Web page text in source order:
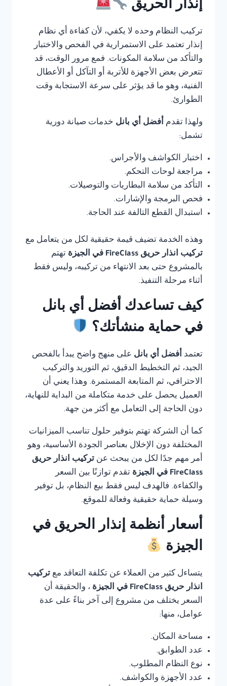
إنذار الحريق
تركيب النظام وحده لا يكفي، لأن كفاءة أي نظام
إنذار تعتمد على الاستمرارية في الفحص والاختبار
والتأكد من سلامة المكونات. فمع مرور الوقت، قد
تتعرض بعض الأجهزة للأتربة أو التآكل أو الأعطال
الفنية، وهو ما قد يؤثر على سرعة الاستجابة وقت
الطوارئ.
ولهذا تقدم أفضل أي بانل خدمات صيانة دورية
تشمل:
اختبار الكواشف والأجراس.
مراجعة لوحات التحكم.
التأكد من سلامة البطاريات والتوصيلات.
فحص البرمجة والإشارات.
استبدال القطع التالفة عند الحاجة.
وهذه الخدمة تضيف قيمة حقيقية لكل من يتعامل مع
تركيب انذار حريق FireClass في الجيزة
تهتم
بالمشروع حتى بعد الانتهاء من تركيبه، وليس فقط
أثناء مرحلة التنفيذ.
كيف تساعدك أفضل أي بانل
في حماية منشأتك؟
تعتمد أفضل أي بانل على منهج واضح يبدأ بالفحص
الجيد، ثم التخطيط الدقيق، ثم التوريد والتركيب
الاحترافي، ثم المتابعة المستمرة. وهذا يعني أن
العميل يحصل على خدمة متكاملة من البداية للنهاية،
دون الحاجة إلى التعامل مع أكثر من جهة.
كما أن الشركة تهتم بتوفير حلول تناسب الميزانيات
المختلفة دون الإخلال بعناصر الجودة الأساسية، وهو
أمر مهم جدًا لكل من يبحث عن تركيب انذار حريق
FireClass في الجيزة
تقدم توازنًا بين السعر
والكفاءة. فالهدف ليس فقط بيع النظام، بل توفير
وسيلة حماية حقيقية وفعالة للموقع.
أسعار أنظمة إنذار الحريق في
الجيزة
يتساءل كثير من العملاء عن تكلفة التعاقد مع تركيب
انذار حريق FireClass في الجيزة
، والحقيقة أن
السعر يختلف من مشروع إلى آخر بناءً على عدة
عوامل، منها:
مساحة المكان.
عدد الطوابق.
نوع النظام المطلوب.
عدد الأجهزة والكواشف.